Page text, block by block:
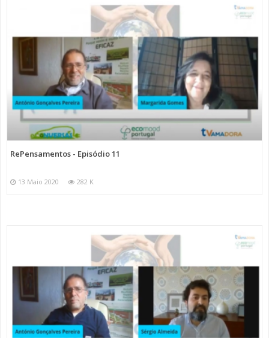
RePensamentos - Episódio 11
13 Maio 2020 282 K